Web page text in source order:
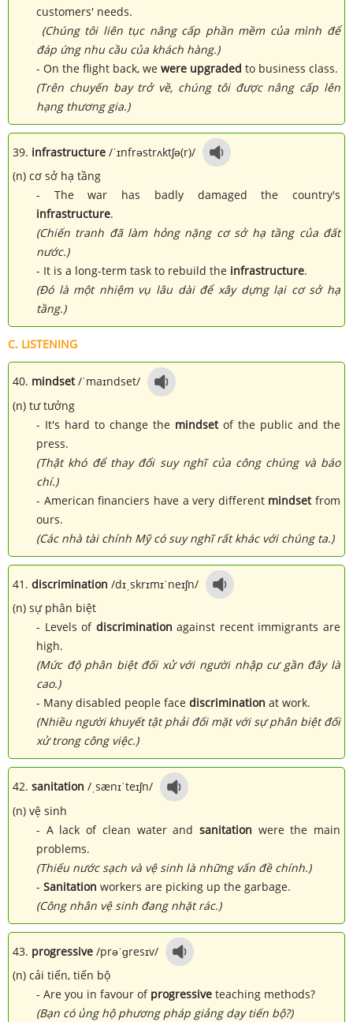
customers' needs.
(Chúng tôi liên tục nâng cấp phần mềm của mình để
đáp ứng nhu cầu của khách hàng.)
- On the flight back, we were upgraded to business class.
(Trên chuyến bay trở về, chúng tôi được nâng cấp lên
hạng thương gia.)
39. infrastructure /ˈɪnfrəstrʌktʃə(r)/
(n) cơ sở hạ tầng
- The war has badly damaged the country's
infrastructure.
(Chiến tranh đã làm hỏng nặng cơ sở hạ tầng của đất
nước.)
- It is a long-term task to rebuild the infrastructure.
(Đó là một nhiệm vụ lâu dài để xây dựng lại cơ sở hạ
tầng.)
C. LISTENING
40. mindset/ˈmaɪndset/
(n) tư tưởng
- It's hard to change the mindsetof the public and the
press.
(Thật khó để thay đổi suy nghĩ của công chúng và báo
chí.)
- American financiers have a very different mindsetfrom
ours.
(Các nhà tài chính Mỹ có suy nghĩ rất khác với chúng ta.)
41. discrimination /dɪˌskrɪmɪˈneɪʃn/
(n) sự phân biệt
- Levels of discrimination against recent immigrants are
high.
(Mức độ phân biệt đối xử với người nhập cư gần đây là
cao.)
- Many disabled people face discrimination at work.
(Nhiều người khuyết tật phải đối mặt với sự phân biệt đối
xử trong công việc.)
42. sanitation /ˌsænɪˈteɪʃn/
(n) vệ sinh
- A lack of clean water and sanitation were the main
problems.
(Thiếu nước sạch và vệ sinh là những vấn đề chính.)
- Sanitation workers are picking up the garbage.
(Công nhân vệ sinh đang nhặt rác.)
43. progressive /prəˈɡresɪv/
(n) cải tiến, tiến bộ
- Are you in favour of progressive teaching methods?
(Bạn có ủng hộ phương pháp giảng dạy tiến bộ?)